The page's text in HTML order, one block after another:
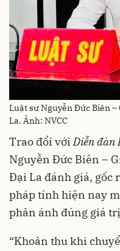
Luật sư Nguyễn Đức Biên
La. Ảnh: NVCC
Trao đổi vớiDiễn đàn
Nguyễn Đức Biên –
Đại La đánh giá, gốc
pháp tính hiện nay
phản ánh đúng giá
“Khoản thu khi